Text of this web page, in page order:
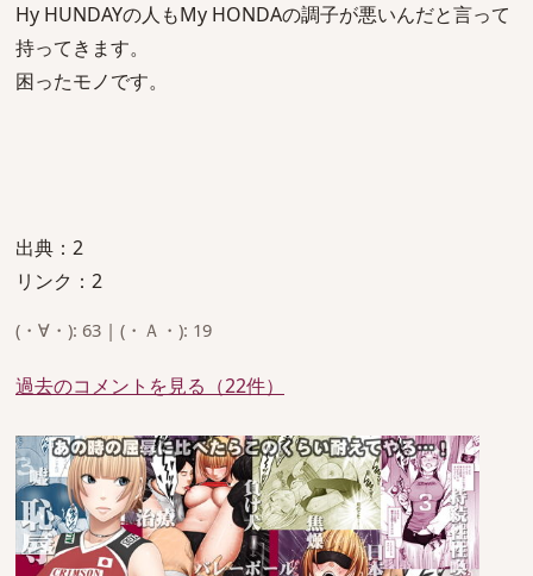
Hy HUNDAYの人もMy HONDAの調子が悪いんだと言って
持ってきます。
困ったモノです。
出典：2
リンク：2
(・∀・): 63 | (・Ａ・): 19
過去のコメントを見る（22件）